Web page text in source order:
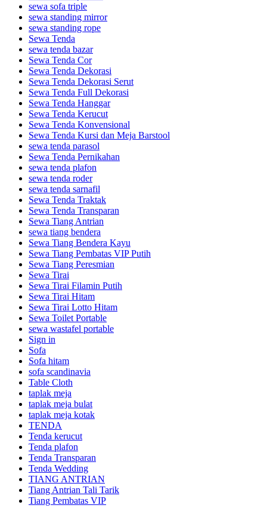
sewa sofa triple
sewa standing mirror
sewa standing rope
Sewa Tenda
sewa tenda bazar
Sewa Tenda Cor
Sewa Tenda Dekorasi
Sewa Tenda Dekorasi Serut
Sewa Tenda Full Dekorasi
Sewa Tenda Hanggar
Sewa Tenda Kerucut
Sewa Tenda Konvensional
Sewa Tenda Kursi dan Meja Barstool
sewa tenda parasol
Sewa Tenda Pernikahan
sewa tenda plafon
sewa tenda roder
sewa tenda sarnafil
Sewa Tenda Traktak
Sewa Tenda Transparan
Sewa Tiang Antrian
sewa tiang bendera
Sewa Tiang Bendera Kayu
Sewa Tiang Pembatas VIP Putih
Sewa Tiang Peresmian
Sewa Tirai
Sewa Tirai Filamin Putih
Sewa Tirai Hitam
Sewa Tirai Lotto Hitam
Sewa Toilet Portable
sewa wastafel portable
Sign in
Sofa
Sofa hitam
sofa scandinavia
Table Cloth
taplak meja
taplak meja bulat
taplak meja kotak
TENDA
Tenda kerucut
Tenda plafon
Tenda Transparan
Tenda Wedding
TIANG ANTRIAN
Tiang Antrian Tali Tarik
Tiang Pembatas VIP